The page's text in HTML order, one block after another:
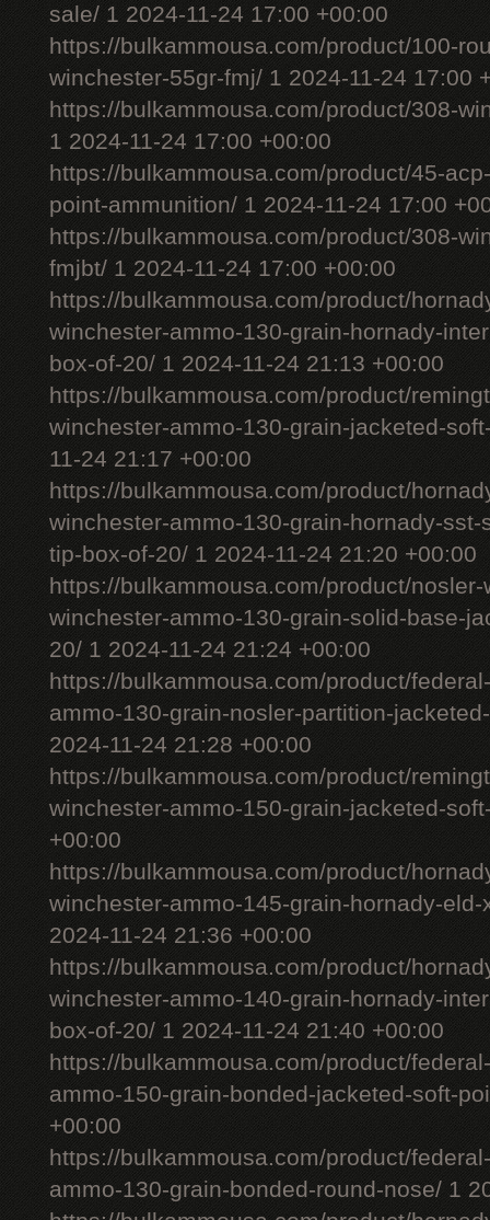
sale/ 1 2024-11-24 17:00 +00:00
https://bulkammousa.com/product/100-
winchester-55gr-fmj/ 1 2024-11-24 17:00
https://bulkammousa.com/product/308-
1 2024-11-24 17:00 +00:00
https://bulkammousa.com/product/45-
point-ammunition/ 1 2024-11-24 17:00
https://bulkammousa.com/product/308-
fmjbt/ 1 2024-11-24 17:00 +00:00
https://bulkammousa.com/product/
winchester-ammo-130-grain-hornady-
box-of-20/ 1 2024-11-24 21:13 +00:00
https://bulkammousa.com/product/
winchester-ammo-130-grain-jacketed-
11-24 21:17 +00:00
https://bulkammousa.com/product/
winchester-ammo-130-grain-hornady-
tip-box-of-20/ 1 2024-11-24 21:20 +00:00
https://bulkammousa.com/product/
winchester-ammo-130-grain-solid-base-
20/ 1 2024-11-24 21:24 +00:00
https://bulkammousa.com/product/
ammo-130-grain-nosler-partition-
2024-11-24 21:28 +00:00
https://bulkammousa.com/product/
winchester-ammo-150-grain-jacketed-
+00:00
https://bulkammousa.com/product/
winchester-ammo-145-grain-hornady-
2024-11-24 21:36 +00:00
https://bulkammousa.com/product/
winchester-ammo-140-grain-hornady-
box-of-20/ 1 2024-11-24 21:40 +00:00
https://bulkammousa.com/product/
ammo-150-grain-bonded-jacketed-soft-
+00:00
https://bulkammousa.com/product/
ammo-130-grain-bonded-round-nose/ 1